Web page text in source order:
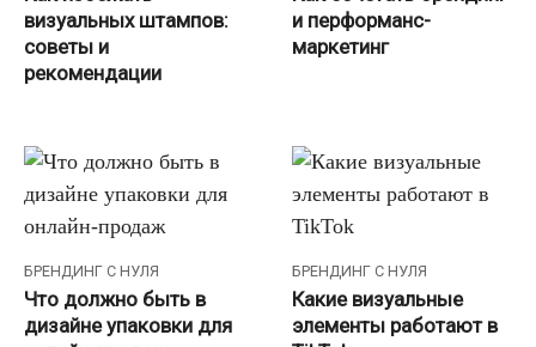
визуальных штампов:
советы и
рекомендации
и перформанс-
маркетинг
БРЕНДИНГ С НУЛЯ
Что должно быть в
дизайне упаковки для
БРЕНДИНГ С НУЛЯ
Какие визуальные
элементы работают в